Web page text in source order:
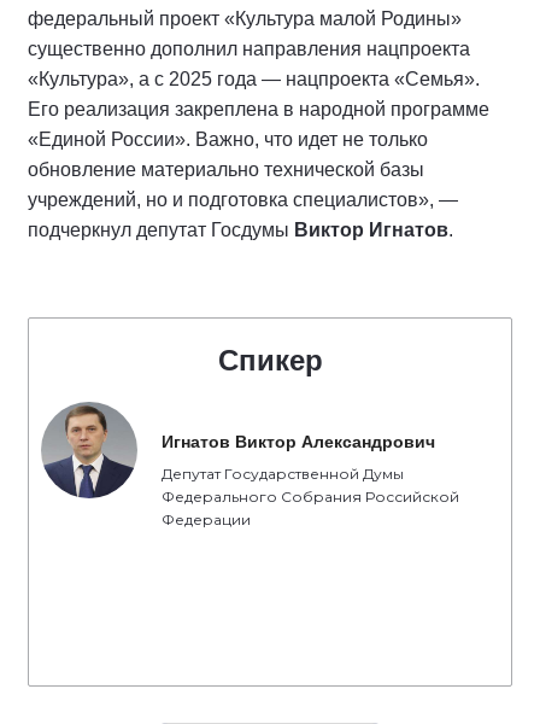
федеральный проект «Культура малой Родины»
существенно дополнил направления нацпроекта
«Культура», а с 2025 года — нацпроекта «Семья».
Его реализация закреплена в народной программе
«Единой России». Важно, что идет не только
обновление материально технической базы
учреждений, но и подготовка специалистов», —
подчеркнул депутат Госдумы Виктор Игнатов.
Спикер
Игнатов Виктор Александрович
Депутат Государственной Думы
Федерального Собрания Российской
Федерации